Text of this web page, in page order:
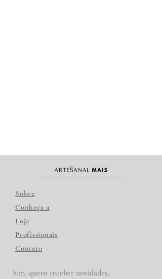
Sobre
Conheça a
Loja
Profissionais
Contato
Sim, quero receber novidades,